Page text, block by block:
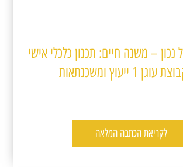
– משנה חיים: תכנון כלכלי אישי
1 ייעוץ ומשכנתאות
לקריאת הכתבה המלאה